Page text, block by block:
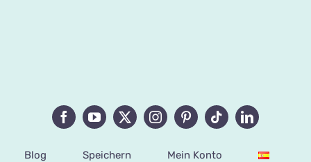
Blog Speichern Mein Konto